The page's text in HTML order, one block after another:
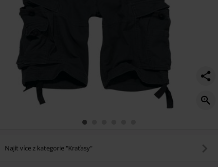
Najít více z kategorie "Kraťasy"